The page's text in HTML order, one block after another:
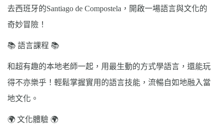
去西班牙的Santiago de Compostela ，開啟一場語言與文化的
奇妙冒險！
📚 語言課程 📚
和超有趣的本地老師一起，用最生動的方式學語言，還能玩
得不亦樂乎！輕鬆掌握實用的語言技能，流暢自如地融入當
地文化。
🌍 文化體驗 🌍